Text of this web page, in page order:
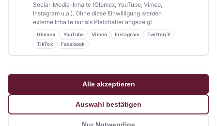
Stellenanzeigen
Datenschutzerklärung
Barrierefreiheitserklärung
Social-Media-Inhalte (Glomex, YouTube, Vimeo,
Instagram u.a.). Ohne diese Einwilligung werden
externe Inhalte nur als Platzhalter angezeigt.
Glomex YouTube Vimeo Instagram
Twitter/X
TikTok
Facebook
Alle akzeptieren
Auswahl bestätigen